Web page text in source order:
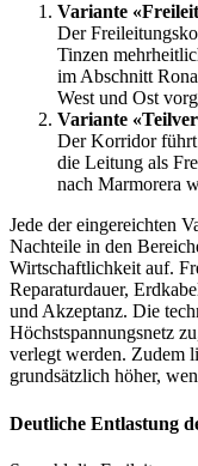
Variante
Der
Tinzen
im Abschnitt
West und Ost
Variante
Der Korridor
die Leitung als
nach Marmorera
Jede der eingereichten
Nachteile in den
Wirtschaftlichkeit auf.
Reparaturdauer,
und Akzeptanz. Die
Höchstspannungsnetz
verlegt werden. Zudem
grundsätzlich höher,
Deutliche Entlastung